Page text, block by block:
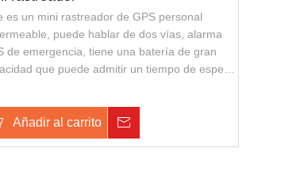
es un mini rastreador de GPS personal
puede hablar de dos vías, alarma
de emergencia, tiene una batería de gran
que puede admitir un tiempo de espera
adecuado para guardias de seguridad o policía
pública.
Añadir al carrito